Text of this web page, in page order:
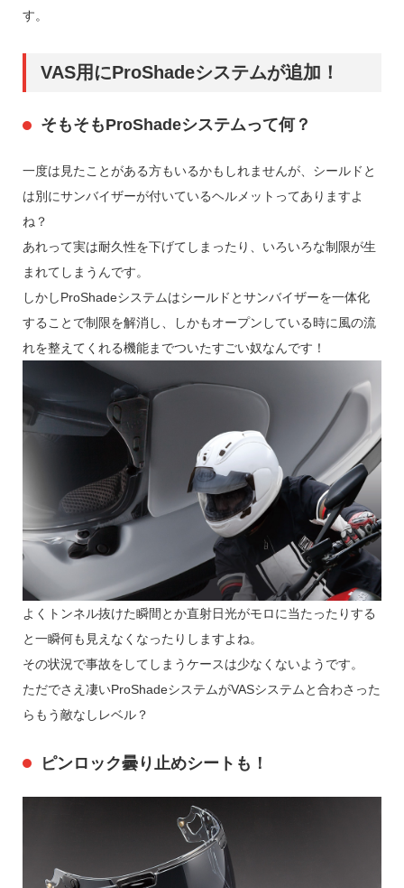
す。
VAS用にProShadeシステムが追加！
そもそもProShadeシステムって何？
一度は見たことがある方もいるかもしれませんが、シールドと
は別にサンバイザーが付いているヘルメットってありますよ
ね？
あれって実は耐久性を下げてしまったり、いろいろな制限が生
まれてしまうんです。
しかしProShadeシステムはシールドとサンバイザーを一体化
することで制限を解消し、しかもオープンしている時に風の流
れを整えてくれる機能までついたすごい奴なんです！
よくトンネル抜けた瞬間とか直射日光がモロに当たったりする
と一瞬何も見えなくなったりしますよね。
その状況で事故をしてしまうケースは少なくないようです。
ただでさえ凄いProShadeシステムがVASシステムと合わさった
らもう敵なしレベル？
ピンロック曇り止めシートも！